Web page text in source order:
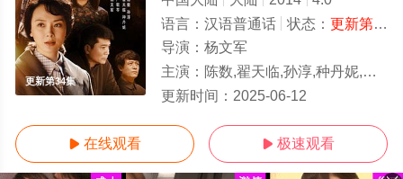
更新第34集
语言： 汉语普通话 状态： 更新第34集
导演： 杨文军
主演： 陈数,翟天临,孙淳,种丹妮,梁丽,鲍大志,师悦玲,崔新琴,霍璇,常汝言,李悦然,张宁益,孙
更新时间： 2025-06-12
 在线观看  极速观看